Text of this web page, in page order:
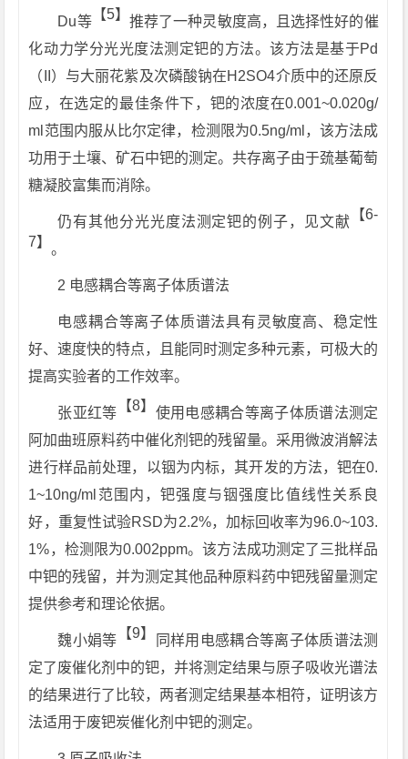
Du等 【5】 推荐了一种灵敏度高，且选择性好的催
化动力学分光光度法测定钯的方法。该方法是基于Pd
（II）与大丽花紫及次磷酸钠在H2SO4介质中的还原反
应，在选定的最佳条件下，钯的浓度在0.001~0.020g/
ml范围内服从比尔定律，检测限为0.5ng/ml，该方法成
功用于土壤、矿石中钯的测定。共存离子由于巯基葡萄
糖凝胶富集而消除。
仍有其他分光光度法测定钯的例子，见文献 【6-
7】 。
2 电感耦合等离子体质谱法
电感耦合等离子体质谱法具有灵敏度高、稳定性
好、速度快的特点，且能同时测定多种元素，可极大的
提高实验者的工作效率。
张亚红等 【8】 使用电感耦合等离子体质谱法测定
阿加曲班原料药中催化剂钯的残留量。采用微波消解法
进行样品前处理，以铟为内标，其开发的方法，钯在0.
1~10ng/ml范围内，钯强度与铟强度比值线性关系良
好，重复性试验RSD为2.2%，加标回收率为96.0~103.
1%，检测限为0.002ppm。该方法成功测定了三批样品
中钯的残留，并为测定其他品种原料药中钯残留量测定
提供参考和理论依据。
魏小娟等 【9】
同样用电感耦合等离子体质谱法测
定了废催化剂中的钯，并将测定结果与原子吸收光谱法
的结果进行了比较，两者测定结果基本相符，证明该方
法适用于废钯炭催化剂中钯的测定。